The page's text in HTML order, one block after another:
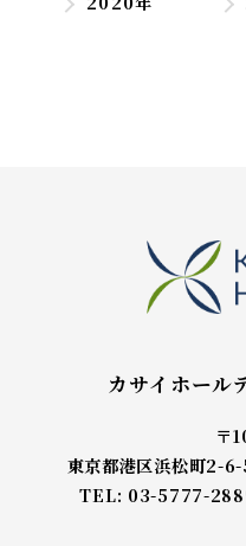
カサイホール
〒
東京都港区浜松町2-
TEL: 03-5777-